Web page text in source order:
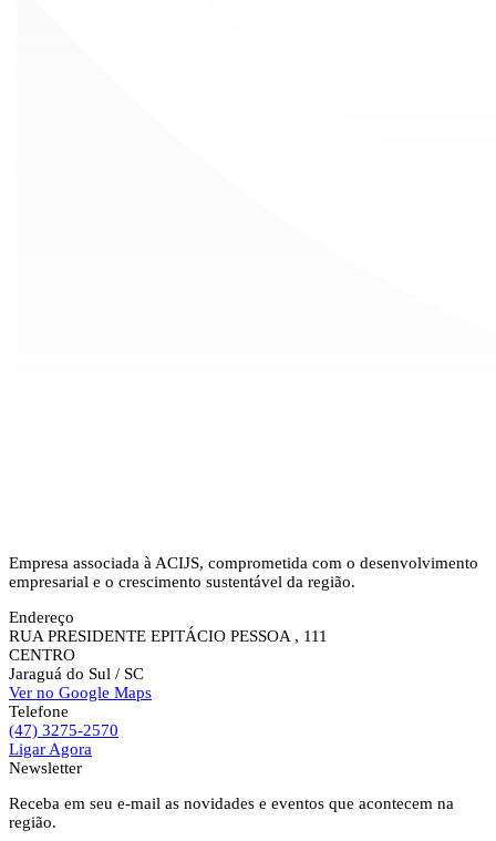
Empresa associada à ACIJS, comprometida com o desenvolvimento
empresarial e o crescimento sustentável da região.
Endereço
RUA PRESIDENTE EPITÁCIO PESSOA , 111
CENTRO
Jaraguá do Sul / SC
Ver no Google Maps
Telefone
(47) 3275-2570
Ligar Agora
Newsletter
Receba em seu e-mail as novidades e eventos que acontecem na
região.